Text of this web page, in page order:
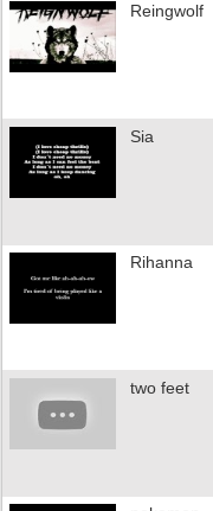
Reingwolf
Sia
Rihanna
two feet